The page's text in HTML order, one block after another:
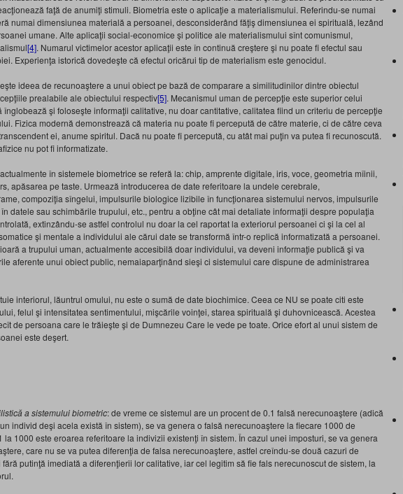
faţă de anumiţi stimuli. Biometria este o aplicaţie a materialismului. Referindu-se numai
numai dimensiunea materială a persoanei, desconsiderând făţiş dimensiunea ei spirituală, lezând
umane. Alte aplicaţii social-economice şi politice ale materialismului sînt comunismul,
[4]. Numarul victimelor acestor aplicaţii este în continuă creştere şi nu poate fi efectul sau
Experienţa istorică dovedeşte că efectul oricărui tip de materialism este genocidul.
ideea de recunoaştere a unui obiect pe bază de comparare a similitudinilor dintre obiectul
prealabile ale obiectului respectiv[5]. Mecanismul uman de percepţie este superior celui
înglobează şi foloseşte informaţii calitative, nu doar cantitative, calitatea fiind un criteriu de percepţie
Fizica modernă demonstrează că materia nu poate fi percepută de către materie, ci de către ceva
ei, anume spiritul. Dacă nu poate fi percepută, cu atât mai puţin va putea fi recunoscută.
nu pot fi informatizate.
în sistemele biometrice se referă la:chip, amprente digitale, iris, voce, geometria mîinii,
apăsarea pe taste. Urmează introducerea de date referitoare la undele cerebrale,
compoziţia sîngelui, impulsurile biologice lizibile în funcţionarea sistemului nervos, impulsurile
datele sau schimbările trupului, etc., pentru a obţine cât mai detaliate informaţii despre populaţia
extinzându-se astfel controlul nu doar la cel raportat la exteriorul persoanei ci şi la cel al
şi mentale a individului ale cărui date se transformă într-o replică informatizată a persoanei.
a trupului uman, actualmente accesibilă doar individului, va deveni informaţie publică şi va
aferente unui obiect public, nemaiaparţinând sieşi ci sistemului care dispune de administrarea
interiorul, lăuntrul omului, nu este o sumă de date biochimice. Ceea ce NU se poate citi este
felul şi intensitatea sentimentului, mişcările voinţei, starea spirituală şi duhovnicească. Acestea
de persoana care le trăieşte şi de Dumnezeu Care le vede pe toate. Orice efort al unui sistem de
este deşert.
a sistemului biometric: de vreme ce sistemul are un procent de 0.1 falsă nerecunoaştere (adică
individ deşi acela există în sistem), se va genera o falsă nerecunoaştere la fiecare 1000 de
la 1000 este eroarea referitoare la indivizii existenţi în sistem. În cazul unei imposturi, se va genera
care nu se va putea diferenţia de falsa nerecunoaştere, astfel creîndu-se două cazuri de
putinţă imediată a diferenţierii lor calitative, iar cel legitim să fie fals nerecunoscut de sistem, la